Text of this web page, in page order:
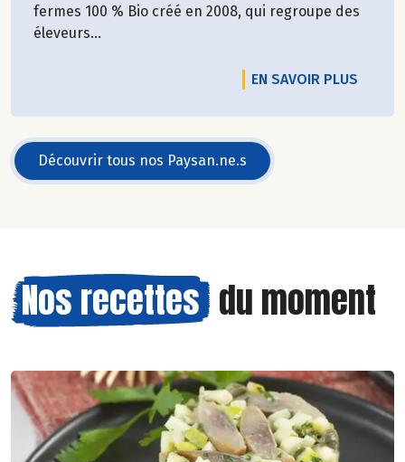
fermes 100 % Bio créé en 2008, qui regroupe des
éleveurs...
EN SAVOIR PLUS
Découvrir tous nos Paysan.ne.s
Nos recettes du moment